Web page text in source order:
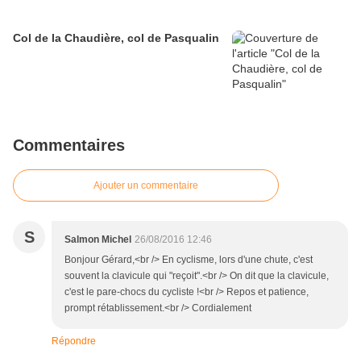
Col de la Chaudière, col de Pasqualin
Commentaires
Ajouter un commentaire
S Salmon Michel 26/08/2016 12:46
Bonjour Gérard,<br /> En cyclisme, lors d'une chute, c'est
souvent la clavicule qui "reçoit".<br /> On dit que la clavicule,
c'est le pare-chocs du cycliste !<br /> Repos et patience,
prompt rétablissement.<br /> Cordialement
Répondre